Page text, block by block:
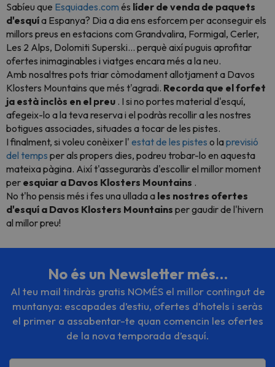
Sabíeu que Esquiades.com és líder de venda de paquets
d'esquía Espanya? Dia a dia ens esforcem per aconseguir els
millors preus en estacions com Grandvalira, Formigal, Cerler,
Les 2 Alps, Dolomiti Superski... perquè així puguis aprofitar
ofertes inimaginables i viatges encara més a la neu.
Amb nosaltres pots triar còmodament allotjament a Davos
Klosters Mountains que més t'agradi. Recorda que el forfet
ja està inclòs en el preu . I si no portes material d'esquí,
afegeix-lo a la teva reserva i el podràs recollir a les nostres
botigues associades, situades a tocar de les pistes.
I finalment, si voleu conèixer l' estat de les pistes o laprevisió
del temps per als propers dies, podreu trobar-lo en aquesta
mateixa pàgina. Així t'asseguraràs d'escollir el millor moment
per esquiar a Davos Klosters Mountains .
No t'ho pensis més i fes una ullada a les nostres ofertes
d'esquí a Davos Klosters Mountains per gaudir de l'hivern
al millor preu!
No és un Newsletter més…
Al teu mail tindràs gratis NOMÉS el millor contingut de
muntanya: escapades d’estiu, ofertes d’hotels i seràs
el primer a assabentar-te quan comencin les ofertes
de la nova temporada d’esquí.